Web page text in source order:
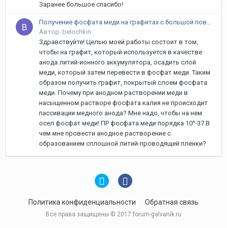
Заранее большое спасибо!
Автор: belochkin
Здравствуйте! Целью моей работы состоит в том,
чтобы на графит, который используется в качестве
анода литий-ионного аккумулятора, осадить слой
меди, который затем перевести в фосфат меди. Таким
образом получить графит, покрытый слоем фосфата
меди. Почему при анодном растворении меди в
насыщенном растворе фосфата калия не происходит
пассивации медного анода? Мне надо, чтобы на нем
осел фосфат меди! ПР фосфата меди порядка 10^-37.В
чем мне провести анодное растворение с
образованием сплошной литий-проводящей пленки?
Политика конфиденциальности Обратная связь
Все права защищены © 2017 forum-galvanik.ru